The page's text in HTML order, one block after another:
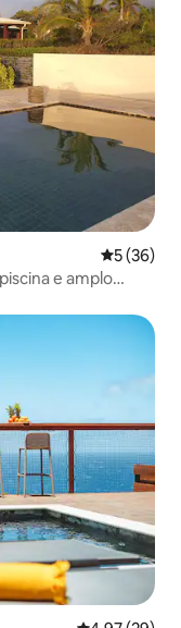
5 de uma
5 (36)
e amplo